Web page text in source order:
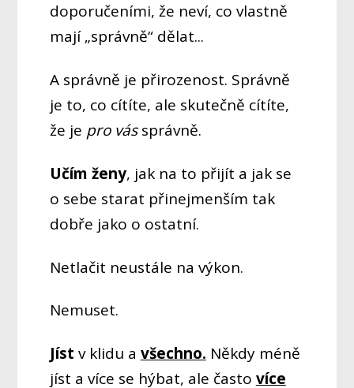
doporučeními, že neví, co vlastně
mají „správně“ dělat...
A správně je přirozenost. Správně
je to, co cítíte, ale skutečně cítíte,
že je pro vássprávně.
Učím ženy, jak na to přijít a jak se
o sebe starat přinejmenším tak
dobře jako o ostatní.
Netlačit neustále na výkon.
Nemuset.
Jíst v klidu a všechno. Někdy méně
jíst a více se hýbat, ale často více